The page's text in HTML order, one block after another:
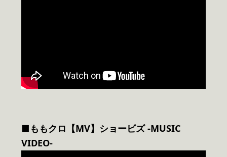
■ももクロ【MV】ショービズ -MUSIC
VIDEO-